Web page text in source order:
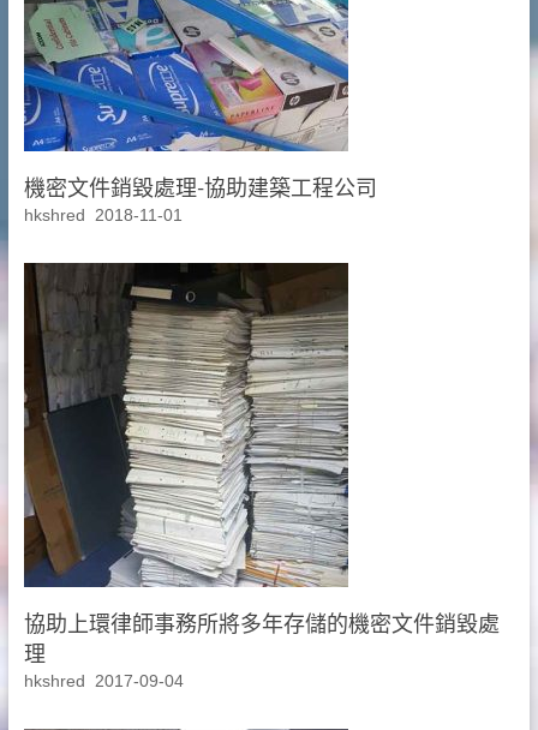
機密文件銷毀處理-協助建築工程公司
hkshred 2018-11-01
協助上環律師事務所將多年存儲的機密文件銷毀處
理
hkshred 2017-09-04